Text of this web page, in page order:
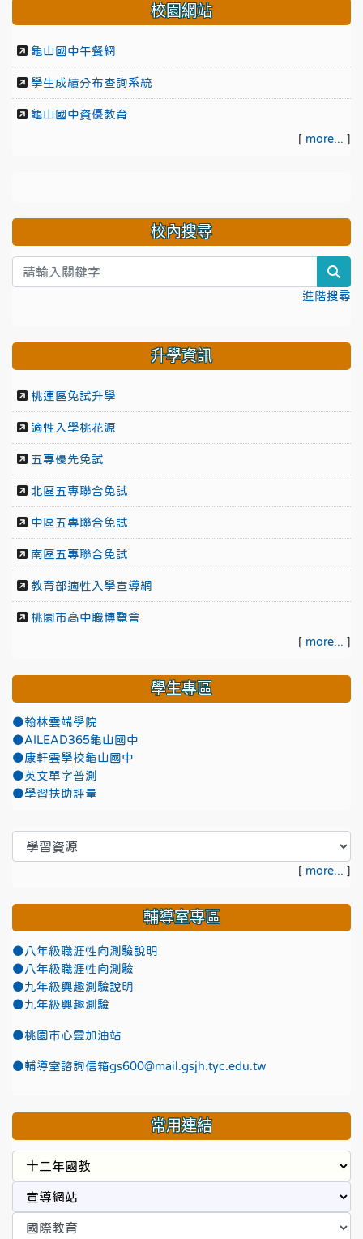
校園網站
龜山國中午餐網
學生成績分布查詢系統
龜山國中資優教育
[ more... ]
校內搜尋
進階搜尋
升學資訊
桃連區免試升學
適性入學桃花源
五專優先免試
北區五專聯合免試
中區五專聯合免試
南區五專聯合免試
教育部適性入學宣導網
桃園市高中職博覽會
[ more... ]
學生專區
●翰林雲端學院
●AILEAD365龜山國中
●康軒雲學校龜山國中
●英文單字普測
●學習扶助評量
[ more... ]
輔導室專區
●八年級職涯性向測驗說明
●八年級職涯性向測驗
●九年級興趣測驗說明
●九年級興趣測驗
●桃園市心靈加油站
●輔導室諮詢信箱gs600@mail.gsjh.tyc.edu.tw
常用連結